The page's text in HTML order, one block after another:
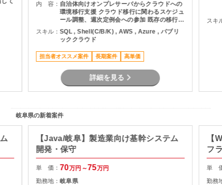
内 容： 自治体向けオンプレサーバからクラウドへの
環境移行支援 クラウド移行に関わるスケジュ
ール調整、週次定例会への参加 既存の移行作
業手順書の提出期限管理、内容レビュー クラ
ウド移行作業時の進捗管理および関係者への
報告 トラブル発生時の状況整理および報告文
の作成 ※実作業対応は別チームが担当し、移
行リーダー的な立ち位置での調整・管理が中
スキル：SQL , Shell(C/B/K) , AWS , Azure , パブリ
ッククラウド
担当者オススメ案件 長期案件 高単価
詳細を見る
スキ
岐阜県の新着案件
【Java/岐阜】製造業向け基幹システム
開発・保守
単 価： 70万円～75万円
勤務地：岐阜県
【
フ
単
勤務